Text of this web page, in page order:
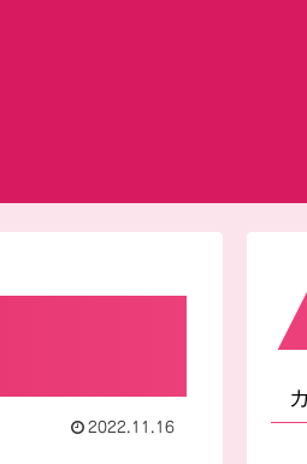
2022.11.16